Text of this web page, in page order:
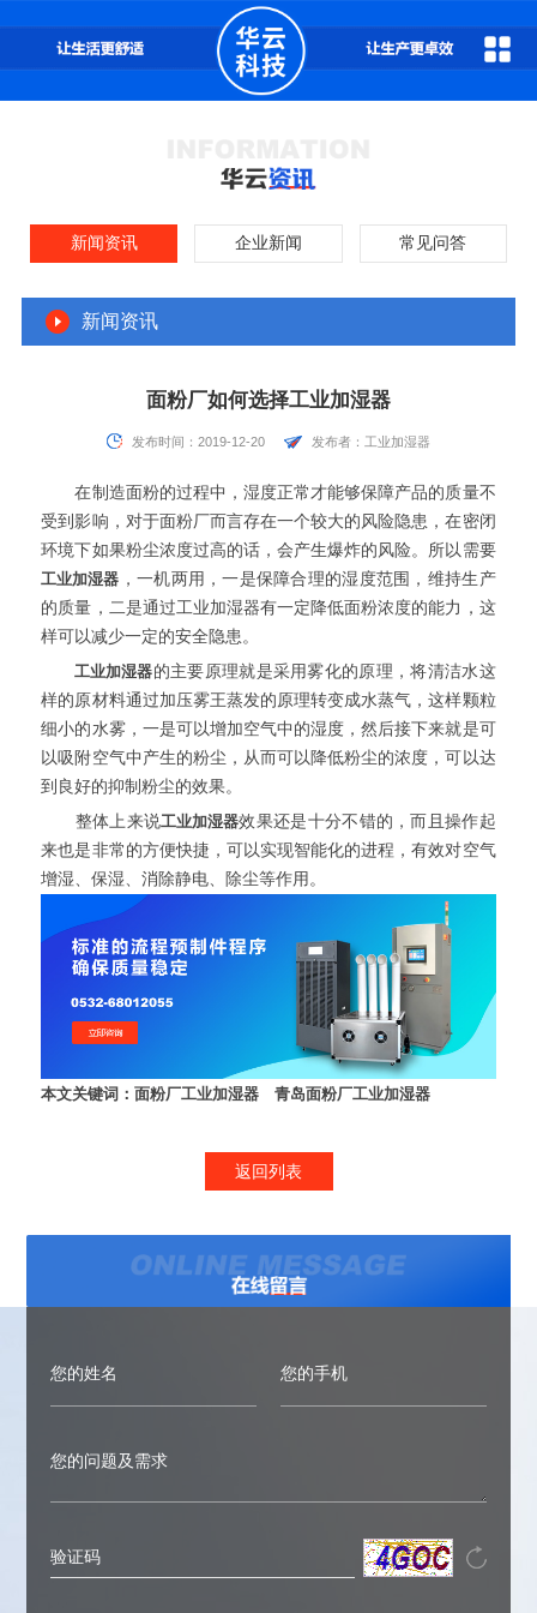
新闻资讯 企业新闻 常见问答
新闻资讯
面粉厂如何选择工业加湿器
发布时间：2019-12-20 发布者：工业加湿器
在制造面粉的过程中，湿度正常才能够保障产品的质量不
受到影响，对于面粉厂而言存在一个较大的风险隐患，在密闭
环境下如果粉尘浓度过高的话，会产生爆炸的风险。所以需要
工业加湿器 ，一机两用，一是保障合理的湿度范围，维持生产
的质量，二是通过工业加湿器有一定降低面粉浓度的能力，这
样可以减少一定的安全隐患。
工业加湿器的主要原理就是采用雾化的原理，将清洁水这
样的原材料通过加压雾王蒸发的原理转变成水蒸气，这样颗粒
细小的水雾，一是可以增加空气中的湿度，然后接下来就是可
以吸附空气中产生的粉尘，从而可以降低粉尘的浓度，可以达
到良好的抑制粉尘的效果。
整体上来说工业加湿器效果还是十分不错的，而且操作起
来也是非常的方便快捷，可以实现智能化的进程，有效对空气
增湿、保湿、消除静电、除尘等作用。
本文关键词：面粉厂工业加湿器 青岛面粉厂工业加湿器
返回列表